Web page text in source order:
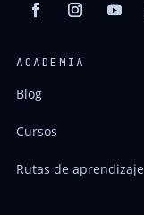
ACADEMIA
Blog
Cursos
Rutas de aprendizaje